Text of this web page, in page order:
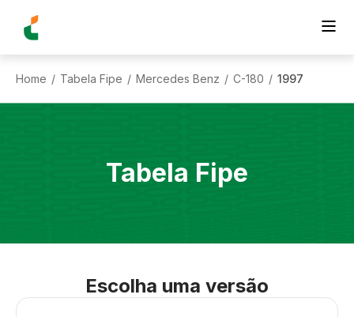
Home / Tabela Fipe / Mercedes Benz / C-180 / 1997
Tabela Fipe
Escolha uma versão